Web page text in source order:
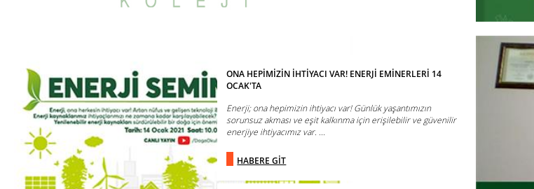
ONA HEPİMİZİN İHTİYACI VAR! ENERJİ EMİNERLERİ 14
OCAK'TA
Enerji; ona hepimizin ihtiyacı var! Günlük yaşantımızın
sorunsuz akması ve eşit kalkınma için erişilebilir ve güvenilir
enerjiye ihtiyacımız var. ...
HABERE GİT